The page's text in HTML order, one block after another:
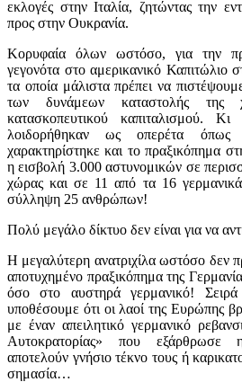
εκλογές στην Ιταλία, ζητώντας την
προς στην Ουκρανία.
Κορυφαία όλων ωστόσο, για την
γεγονότα στο αμερικανικό Καπιτώλιο
τα οποία μάλιστα πρέπει να
των δυνάμεων καταστολής της
κατασκοπευτικού καπιταλισμού.
λοιδορήθηκαν ως οπερέτα
χαρακτηρίστηκε και το πραξικόπημα
η εισβολή 3.000 αστυνομικών σε
χώρας και σε 11 από τα 16
σύλληψη 25 ανθρώπων!
Πολύ μεγάλο δίκτυο δεν είναι για να
Η μεγαλύτερη ανατριχίλα ωστόσο δεν
αποτυχημένο πραξικόπημα της
όσο στο αυστηρά γερμανικό! Σειρά
υποθέσουμε ότι οι λαοί της Ευρώπης
με έναν απειλητικό γερμανικό
Αυτοκρατορίας» που εξάρθρωσε
αποτελούν γνήσιο τέκνο τους ή
σημασία…